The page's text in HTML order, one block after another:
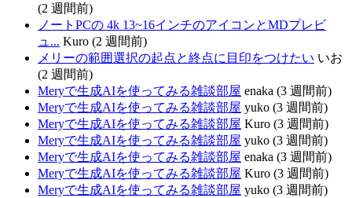
(2 週間前)
ノートPCの 4k 13~16インチのアイコンとMDプレビ
ュ... Kuro (2 週間前)
メリーの範囲選択の起点と終点に目印をつけたい いお
(2 週間前)
Meryで生成AIを使ってみる雑談部屋 enaka (3 週間前)
Meryで生成AIを使ってみる雑談部屋 yuko (3 週間前)
Meryで生成AIを使ってみる雑談部屋 Kuro (3 週間前)
Meryで生成AIを使ってみる雑談部屋 yuko (3 週間前)
Meryで生成AIを使ってみる雑談部屋 enaka (3 週間前)
Meryで生成AIを使ってみる雑談部屋 Kuro (3 週間前)
Meryで生成AIを使ってみる雑談部屋 yuko (3 週間前)